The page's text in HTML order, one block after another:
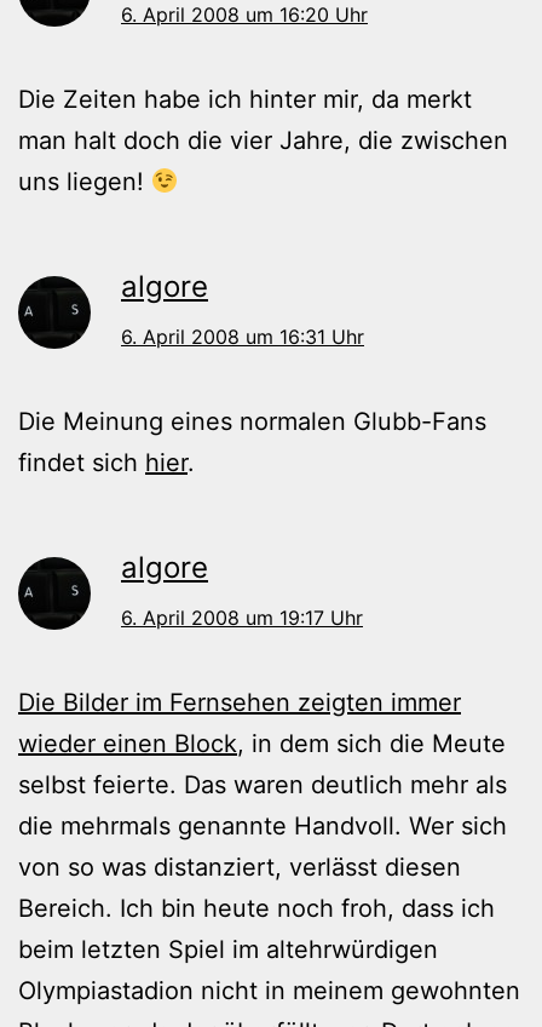
6. April 2008 um 16:20 Uhr
Die Zeiten habe ich hinter mir, da merkt
man halt doch die vier Jahre, die zwischen
uns liegen!
algore
6. April 2008 um 16:31 Uhr
Die Meinung eines normalen Glubb-Fans
findet sich hier.
algore
6. April 2008 um 19:17 Uhr
Die Bilder im Fernsehen zeigten immer
wieder einen Block, in dem sich die Meute
selbst feierte. Das waren deutlich mehr als
die mehrmals genannte Handvoll. Wer sich
von so was distanziert, verlässt diesen
Bereich. Ich bin heute noch froh, dass ich
beim letzten Spiel im altehrwürdigen
Olympiastadion nicht in meinem gewohnten